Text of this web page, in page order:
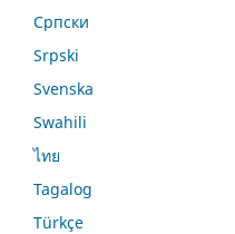
Српски
Srpski
Svenska
Swahili
ไทย
Tagalog
Türkçe